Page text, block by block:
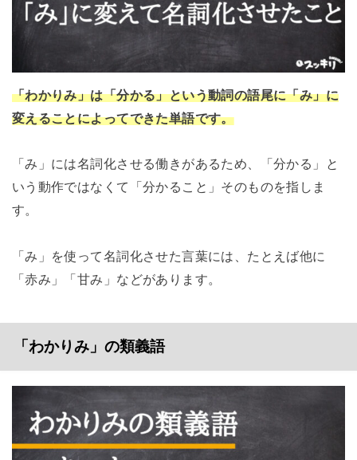
「わかりみ」は「分かる」という動詞の語尾に「み」に
変えることによってできた単語です。
「み」には名詞化させる働きがあるため、「分かる」と
いう動作ではなくて「分かること」そのものを指しま
す。
「み」を使って名詞化させた言葉には、たとえば他に
「赤み」「甘み」などがあります。
「わかりみ」の類義語